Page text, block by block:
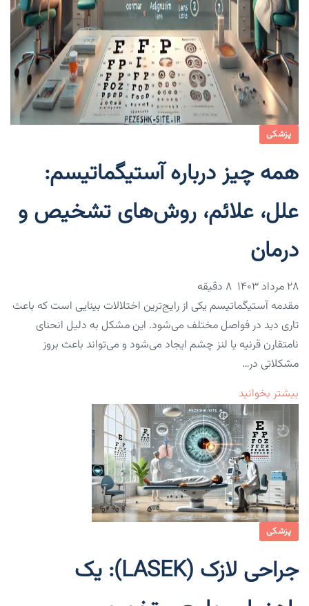
پزشکی
همه چیز درباره آستیگماتیسم:
علل، علائم، روش‌های تشخیص و
درمان
۲۸ مرداد ۱۴۰۳
مقدمه آستیگماتیسم یکی از رایج‌ترین اختلالات بینایی است که باعث
تاری دید در فواصل مختلف می‌شود. این مشکل به دلیل انحنای
نامتقارن قرنیه یا لنز چشم ایجاد می‌شود و می‌تواند باعث بروز
مشکلاتی در…
بیشتر بخوانید
پزشکی
جراحی لازک (LASEK): یک